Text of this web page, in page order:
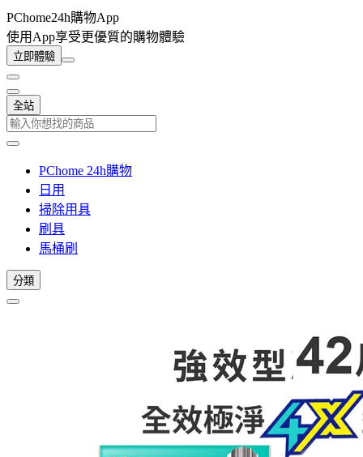
PChome24h購物App
使用App享受更優質的購物體驗
立即體驗
全站
PChome 24h購物
日用
掃除用具
刷具
馬桶刷
分類